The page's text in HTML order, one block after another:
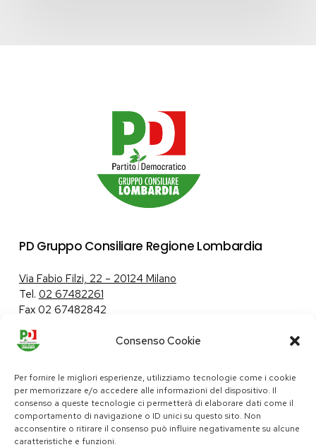
Consenso Cookie
Per fornire le migliori esperienze, utilizziamo tecnologie come i cookie
per memorizzare e/o accedere alle informazioni del dispositivo. Il
consenso a queste tecnologie ci permetterà di elaborare dati come il
comportamento di navigazione o ID unici su questo sito. Non
acconsentire o ritirare il consenso può influire negativamente su alcune
caratteristiche e funzioni.
PD Gruppo Consiliare Regione Lombardia
Via Fabio Filzi, 22 – 20124 Milano
Tel. 02 67482261
Fax 02 67482842
Tutela dei dati personali|Politica sui cookie
pd@consiglio.regione.lombardia.it
ufficiostampa.pd@consiglio.regione.lombardia.it